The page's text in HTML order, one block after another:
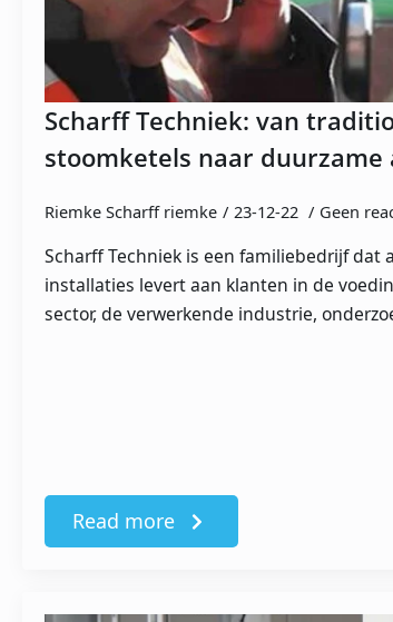
Scharff Techniek: van
stoomketels naar
Riemke Scharff riemke 23-12-22 Geen
Scharff Techniek is een familiebedrijf dat
installaties levert aan klanten in de
sector, de verwerkende industrie,
Read more